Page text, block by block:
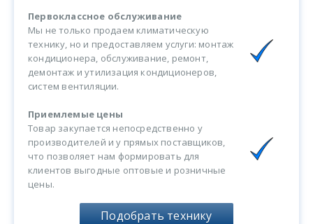
Первоклассное обслуживание
Мы не только продаем климатическую
технику, но и предоставляем услуги: монтаж
кондиционера, обслуживание, ремонт,
демонтаж и утилизация кондиционеров,
систем вентиляции.
Приемлемые цены
Товар закупается непосредственно у
производителей и у прямых поставщиков,
что позволяет нам формировать для
клиентов выгодные оптовые и розничные
цены.
Подобрать технику